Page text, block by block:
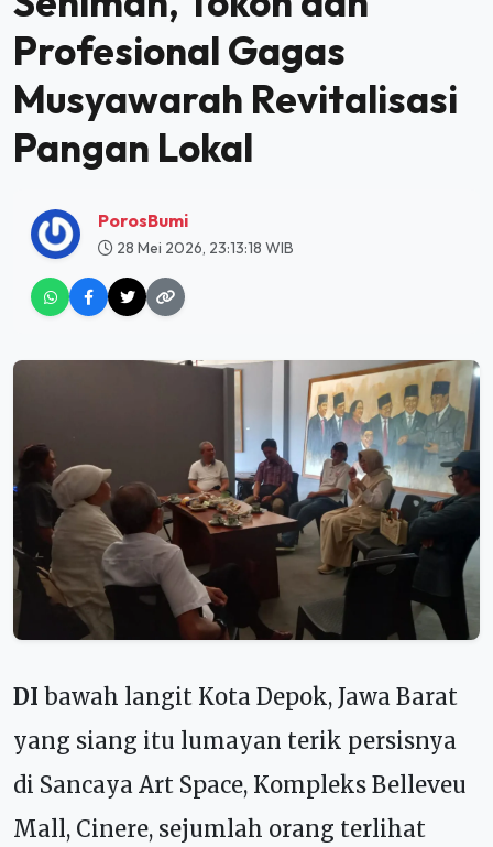
Profesional Gagas
Musyawarah Revitalisasi
Pangan Lokal
PorosBumi
28 Mei 2026, 23:13:18 WIB
DI bawah langit Kota Depok, Jawa Barat
yang siang itu lumayan terik persisnya
di Sancaya Art Space, Kompleks Belleveu
Mall, Cinere, sejumlah orang terlihat